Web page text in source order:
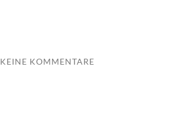
KEINE KOMMENTARE